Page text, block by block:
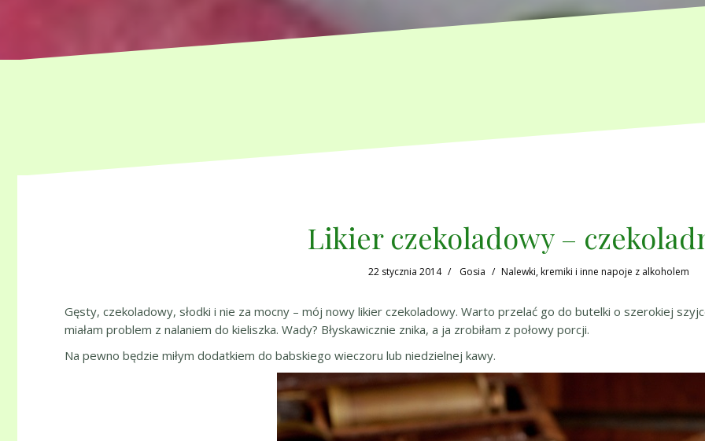
Likier czekoladowy –
22 stycznia 2014 Gosia Nalewki, kremiki i inne napoje z alkoholem
Gęsty, czekoladowy, słodki i nie za mocny – mój nowy likier czekoladowy. Warto przelać go do butelki o szerokiej
miałam problem z nalaniem do kieliszka. Wady? Błyskawicznie znika, a ja zrobiłam z połowy porcji.
Na pewno będzie miłym dodatkiem do babskiego wieczoru lub niedzielnej kawy.